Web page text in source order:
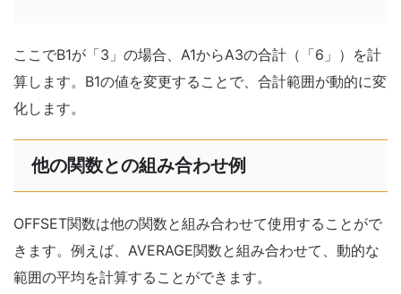
ここでB1が「3」の場合、A1からA3の合計（「6」）を計
算します。B1の値を変更することで、合計範囲が動的に変
化します。
他の関数との組み合わせ例
OFFSET関数は他の関数と組み合わせて使用することがで
きます。例えば、AVERAGE関数と組み合わせて、動的な
範囲の平均を計算することができます。